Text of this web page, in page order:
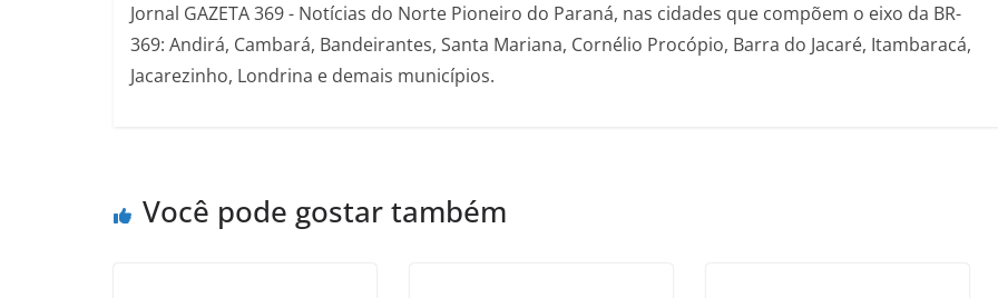
Jornal GAZETA 369 - Notícias do Norte Pioneiro do Paraná, nas cidades que compõem o eixo da BR-
369: Andirá, Cambará, Bandeirantes, Santa Mariana, Cornélio Procópio, Barra do Jacaré, Itambaracá,
Jacarezinho, Londrina e demais municípios.
Você pode gostar também